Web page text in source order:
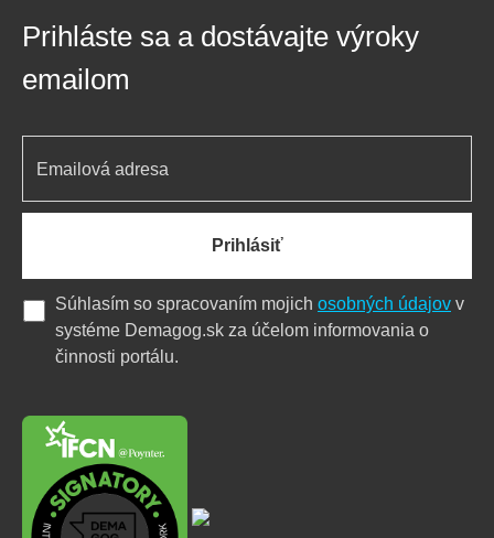
Prihláste sa a dostávajte výroky
emailom
Prihlásiť
Súhlasím so spracovaním mojich osobných údajov v
systéme Demagog.sk za účelom informovania o
činnosti portálu.